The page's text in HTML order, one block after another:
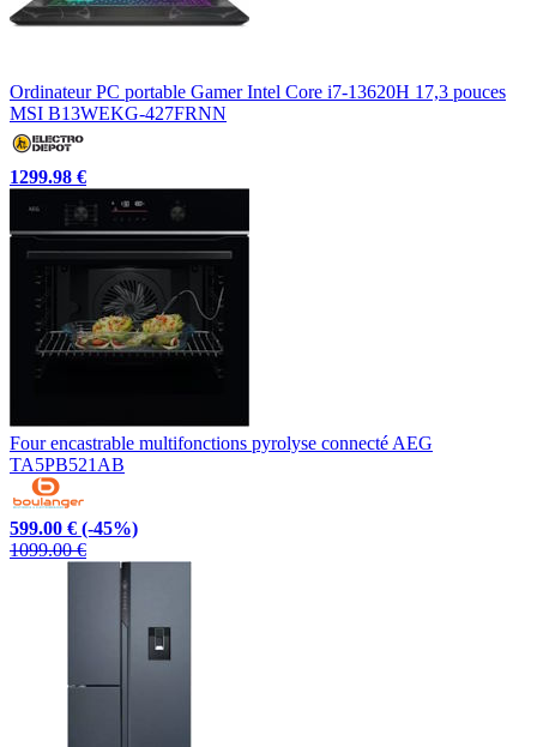
Ordinateur PC portable Gamer Intel Core i7-13620H 17,3 pouces
MSI B13WEKG-427FRNN
1299.98 €
Four encastrable multifonctions pyrolyse connecté AEG
TA5PB521AB
599.00 € (-45%)
1099.00 €